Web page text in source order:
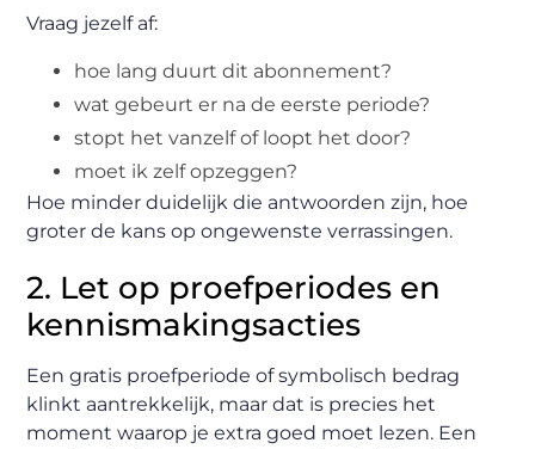
Vraag jezelf af:
hoe lang duurt dit abonnement?
wat gebeurt er na de eerste periode?
stopt het vanzelf of loopt het door?
moet ik zelf opzeggen?
Hoe minder duidelijk die antwoorden zijn, hoe
groter de kans op ongewenste verrassingen.
2. Let op proefperiodes en
kennismakingsacties
Een gratis proefperiode of symbolisch bedrag
klinkt aantrekkelijk, maar dat is precies het
moment waarop je extra goed moet lezen. Een